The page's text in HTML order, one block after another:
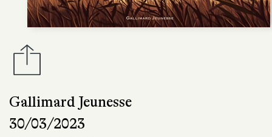
Gallimard Jeunesse
30/03/2023